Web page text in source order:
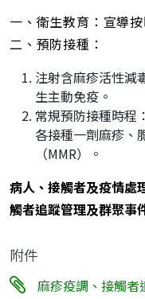
一、衛生教育：宣導
二、預防接種：
注射含麻疹活性減
生主動免疫。
常規預防接種時程
各接種一劑麻疹、
（MMR）。
病人、接觸者及疫情處
觸者追蹤管理及群聚事
附件
麻疹疫調、接觸